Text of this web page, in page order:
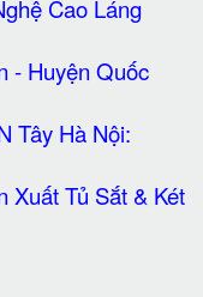
Cao Láng
- Huyện Quốc
Tây Hà Nội:
Xuất Tủ Sắt & Két